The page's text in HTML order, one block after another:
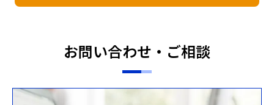
お問い合わせ・ご相談